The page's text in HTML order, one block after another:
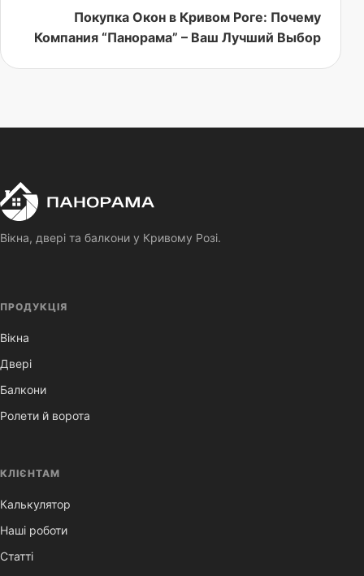
Покупка Окон в Кривом Роге: Почему
Компания “Панорама” – Ваш Лучший Выбор
П
Панорама
Вікна, двері та балкони у Кривому Розі.
ПРОДУКЦІЯ
Вікна
Двері
Балкони
Ролети й ворота
КЛІЄНТАМ
Калькулятор
Наші роботи
Статті